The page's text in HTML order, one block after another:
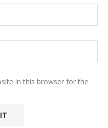
in this browser for the